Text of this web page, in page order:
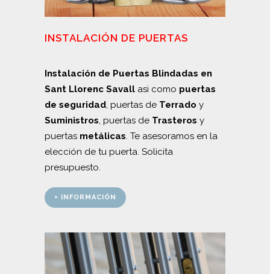
INSTALACIÓN DE PUERTAS
Instalación de Puertas Blindadas en
Sant Llorenc Savall asi como puertas
de seguridad , puertas de Terrado y
Suministros , puertas de Trasteros y
puertas metálicas . Te asesoramos en la
elección de tu puerta. Solicita
presupuesto.
+ INFORMACIÓN